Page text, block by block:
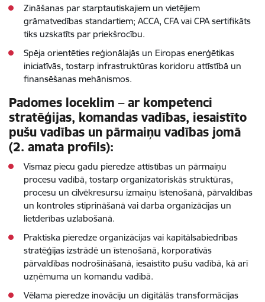
Zināšanas par starptautiskajiem un vietējiem
grāmatvedības standartiem; ACCA, CFA vai CPA sertifikāts
tiks uzskatīts par priekšrocību.
Spēja orientēties reģionālajās un Eiropas enerģētikas
iniciatīvās, tostarp infrastruktūras koridoru attīstībā un
finansēšanas mehānismos.
Padomes loceklim – ar kompetenci
stratēģijas, komandas vadības, iesaistīto
pušu vadības un pārmaiņu vadības jomā
(2. amata profils):
Vismaz piecu gadu pieredze attīstības un pārmaiņu
procesu vadībā, tostarp organizatoriskās struktūras,
procesu un cilvēkresursu izmaiņu īstenošanā, pārvaldības
un kontroles stiprināšanā vai darba organizācijas un
lietderības uzlabošanā.
Praktiska pieredze organizācijas vai kapitālsabiedrības
stratēģijas izstrādē un īstenošanā, korporatīvās
pārvaldības nodrošināšanā, iesaistīto pušu vadībā, kā arī
uzņēmuma un komandu vadībā.
Vēlama pieredze inovāciju un digitālās transformācijas